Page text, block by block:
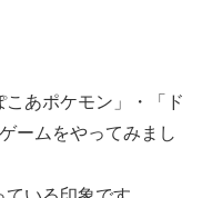
こあポケモン」・「ド
ームをやってみまし